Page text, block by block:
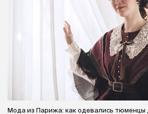
Мода из Парижа: как одевались тюменцы